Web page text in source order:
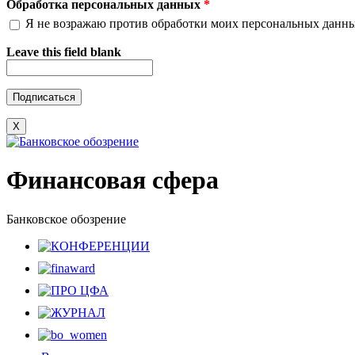
Обработка персональных данных *
Я не возражаю против обработки моих персональных
Leave this field blank
X
Финансовая сфера
Банковское обозрение